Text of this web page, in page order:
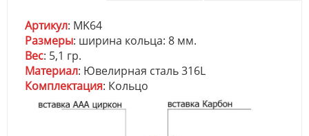
Артикул: MK64
Размеры: ширина кольца: 8 мм.
Вес: 5,1 гр.
Материал: Ювелирная сталь 316L
Комплектация: Кольцо